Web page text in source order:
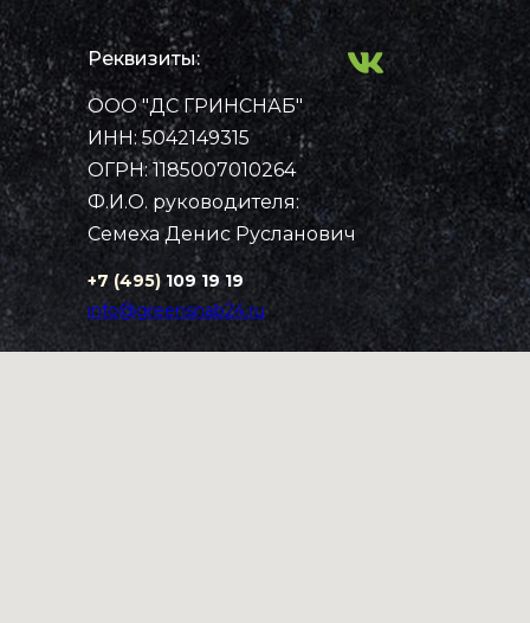
Примеры работ
Рассчитать стоимость
Контакты
Главная
Каталог
ООО "ДС ГРИНСНАБ"
ИНН: 5042149315
ОГРН: 1185007010264
Ф.И.О. руководителя:
Семеха Денис Русланович
+7 (495) 109 19 19
Реквизиты:
info@greensnab24.ru